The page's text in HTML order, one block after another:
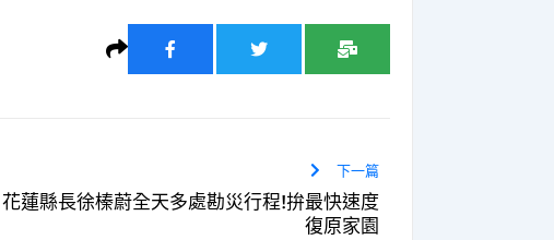
下一篇
花蓮縣長徐榛蔚全天多處勘災行程!拚最快速度
復原家園